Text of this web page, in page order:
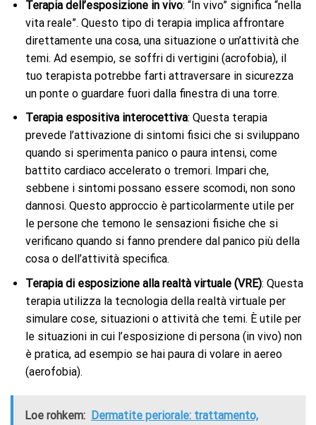
Terapia dell’esposizione in vivo: “In vivo” significa “nella
vita reale”. Questo tipo di terapia implica affrontare
direttamente una cosa, una situazione o un’attività che
temi. Ad esempio, se soffri di vertigini (acrofobia), il
tuo terapista potrebbe farti attraversare in sicurezza
un ponte o guardare fuori dalla finestra di una torre.
Terapia espositiva interocettiva: Questa terapia
prevede l’attivazione di sintomi fisici che si sviluppano
quando si sperimenta panico o paura intensi, come
battito cardiaco accelerato o tremori. Impari che,
sebbene i sintomi possano essere scomodi, non sono
dannosi. Questo approccio è particolarmente utile per
le persone che temono le sensazioni fisiche che si
verificano quando si fanno prendere dal panico più della
cosa o dell’attività specifica.
Terapia di esposizione alla realtà virtuale (VRE): Questa
terapia utilizza la tecnologia della realtà virtuale per
simulare cose, situazioni o attività che temi. È utile per
le situazioni in cui l’esposizione di persona (in vivo) non
è pratica, ad esempio se hai paura di volare in aereo
(aerofobia).
Loe rohkem: Dermatite periorale: trattamento,